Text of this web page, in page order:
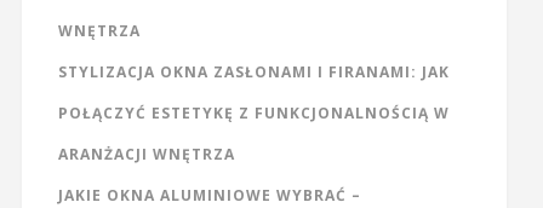
WNĘTRZA
STYLIZACJA OKNA ZASŁONAMI I FIRANAMI: JAK
POŁĄCZYĆ ESTETYKĘ Z FUNKCJONALNOŚCIĄ W
ARANŻACJI WNĘTRZA
JAKIE OKNA ALUMINIOWE WYBRAĆ –